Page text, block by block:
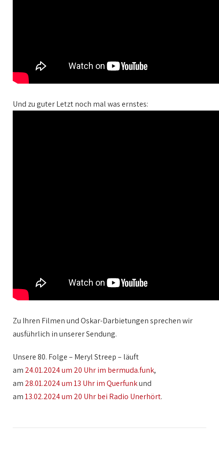
Und zu guter Letzt noch mal was ernstes:
Zu Ihren Filmen und Oskar-Darbietungen sprechen wir
ausführlich in unserer Sendung.
Unsere 80. Folge – Meryl Streep – läuft
am 24.01.2024 um 20 Uhr im bermuda.funk,
am 28.01.2024 um 13 Uhr im Querfunkund
am13.02.2024 um 20 Uhr bei Radio Unerhört.